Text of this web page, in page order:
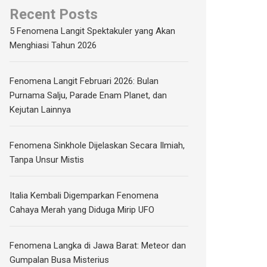
Recent Posts
5 Fenomena Langit Spektakuler yang Akan
Menghiasi Tahun 2026
Fenomena Langit Februari 2026: Bulan
Purnama Salju, Parade Enam Planet, dan
Kejutan Lainnya
Fenomena Sinkhole Dijelaskan Secara Ilmiah,
Tanpa Unsur Mistis
Italia Kembali Digemparkan Fenomena
Cahaya Merah yang Diduga Mirip UFO
Fenomena Langka di Jawa Barat: Meteor dan
Gumpalan Busa Misterius